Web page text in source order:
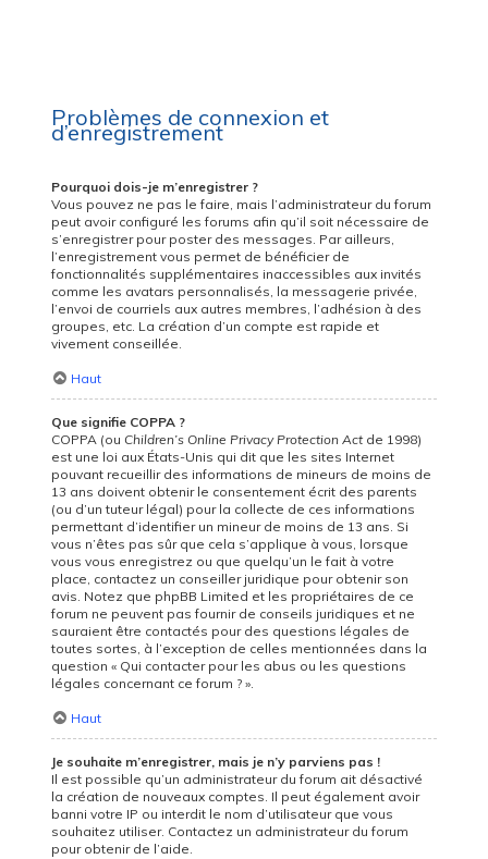
Problèmes de connexion et
d’enregistrement
Pourquoi dois-je m’enregistrer ?
Vous pouvez ne pas le faire, mais l’administrateur du forum
peut avoir configuré les forums afin qu’il soit nécessaire de
s’enregistrer pour poster des messages. Par ailleurs,
l’enregistrement vous permet de bénéficier de
fonctionnalités supplémentaires inaccessibles aux invités
comme les avatars personnalisés, la messagerie privée,
l’envoi de courriels aux autres membres, l’adhésion à des
groupes, etc. La création d’un compte est rapide et
vivement conseillée.
Haut
Que signifie COPPA ?
COPPA (ouChildren’s Online Privacy Protection Actde 1998)
est une loi aux États-Unis qui dit que les sites Internet
pouvant recueillir des informations de mineurs de moins de
13 ans doivent obtenir le consentement écrit des parents
(ou d’un tuteur légal) pour la collecte de ces informations
permettant d’identifier un mineur de moins de 13 ans. Si
vous n’êtes pas sûr que cela s’applique à vous, lorsque
vous vous enregistrez ou que quelqu’un le fait à votre
place, contactez un conseiller juridique pour obtenir son
avis. Notez que phpBB Limited et les propriétaires de ce
forum ne peuvent pas fournir de conseils juridiques et ne
sauraient être contactés pour des questions légales de
toutes sortes, à l’exception de celles mentionnées dans la
question « Qui contacter pour les abus ou les questions
légales concernant ce forum ? ».
Haut
Je souhaite m’enregistrer, mais je n’y parviens pas !
Il est possible qu’un administrateur du forum ait désactivé
la création de nouveaux comptes. Il peut également avoir
banni votre IP ou interdit le nom d’utilisateur que vous
souhaitez utiliser. Contactez un administrateur du forum
pour obtenir de l’aide.